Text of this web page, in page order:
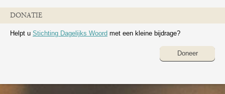
DONATIE
Helpt u Stichting Dagelijks Woord met een kleine bijdrage?
Doneer